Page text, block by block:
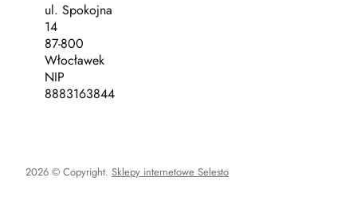
ul. Spokojna
14
87-800
Włocławek
NIP
8883163844
2026 © Copyright. Sklepy internetowe Selesto